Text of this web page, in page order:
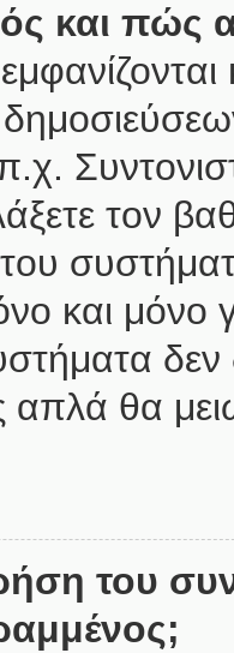
και
τον
του
και
δεν
απλά θα
του